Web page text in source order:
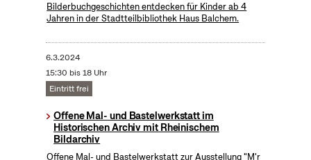
Bilderbuchgeschichten entdecken für Kinder ab 4
Jahren in der Stadtteilbibliothek Haus Balchem.
6.3.2024
15:30 bis 18 Uhr
Eintritt frei
Offene Mal- und Bastelwerkstatt im
Historischen Archiv mit Rheinischem
Bildarchiv
Offene Mal- und Bastelwerkstatt zur Ausstellung "M'r